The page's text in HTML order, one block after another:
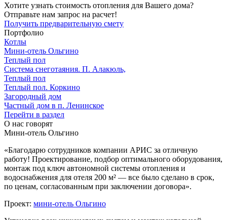
Хотите узнать стоимость отопления для Вашего дома?
Отправьте нам запрос на расчет!
Получить предварительную смету
Портфолио
Котлы
Мини‑‏отель Ольгино
Теплый пол
Система снеготаяния. П. Алакюль,
Теплый пол
Теплый пол. Коркино
Загородный дом
Частный дом в п. Ленинское
Перейти в раздел
О нас говорят
Мини-отель Ольгино
«Благодарю сотрудников компании АРИС за отличную
работу! Проектирование, подбор оптимального оборудования,
монтаж под ключ автономной системы отопления и
водоснабжения для отеля 200 м² — все было сделано в срок,
по ценам, согласованным при заключении договора».
Проект: мини-отель Ольгино